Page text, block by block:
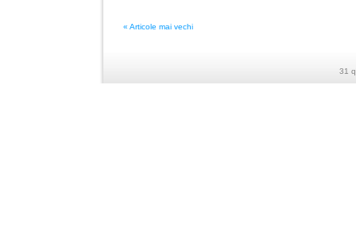
« Articole mai vechi
31